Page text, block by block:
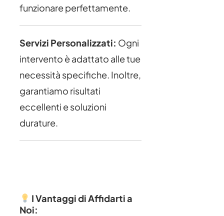
funzionare perfettamente.
Servizi Personalizzati: Ogni
intervento è adattato alle tue
necessità specifiche. Inoltre,
garantiamo risultati
eccellenti e soluzioni
durature.
I Vantaggi di Affidarti a
Noi: